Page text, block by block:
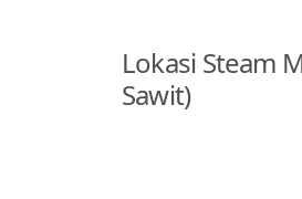
Lokasi Steam
Sawit)